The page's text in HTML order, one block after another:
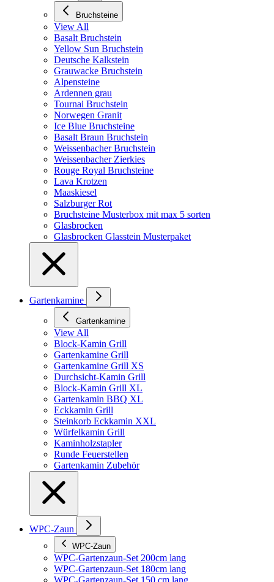
Bruchsteine
View All
Basalt Bruchstein
Yellow Sun Bruchstein
Deutsche Kalkstein
Grauwacke Bruchstein
Alpensteine
Ardennen grau
Tournai Bruchstein
Norwegen Granit
Ice Blue Bruchsteine
Basalt Braun Bruchstein
Weissenbacher Bruchstein
Weissenbacher Zierkies
Rouge Royal Bruchsteine
Lava Krotzen
Maaskiesel
Salzburger Rot
Bruchsteine Musterbox mit max 5 sorten
Glasbrocken
Glasbrocken Glasstein Musterpaket
Gartenkamine
Gartenkamine
View All
Block-Kamin Grill
Gartenkamine Grill
Gartenkamine Grill XS
Durchsicht-Kamin Grill
Block-Kamin Grill XL
Gartenkamin BBQ XL
Eckkamin Grill
Steinkorb Eckkamin XXL
Würfelkamin Grill
Kaminholzstapler
Runde Feuerstellen
Gartenkamin Zubehör
WPC-Zaun
WPC-Zaun
WPC-Gartenzaun-Set 200cm lang
WPC-Gartenzaun-Set 180cm lang
WPC-Gartenzaun-Set 150 cm lang